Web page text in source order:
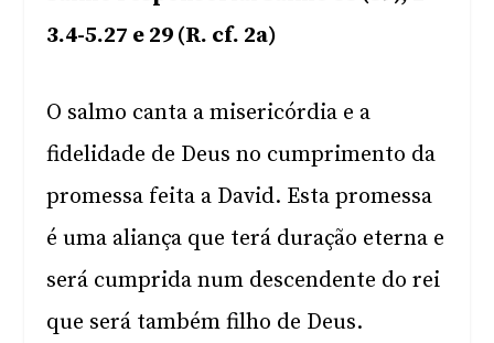
3.4-5.27 e 29 (R. cf. 2a)
O salmo canta a misericórdia e a
fidelidade de Deus no cumprimento da
promessa feita a David. Esta promessa
é uma aliança que terá duração eterna e
será cumprida num descendente do rei
que será também filho de Deus.